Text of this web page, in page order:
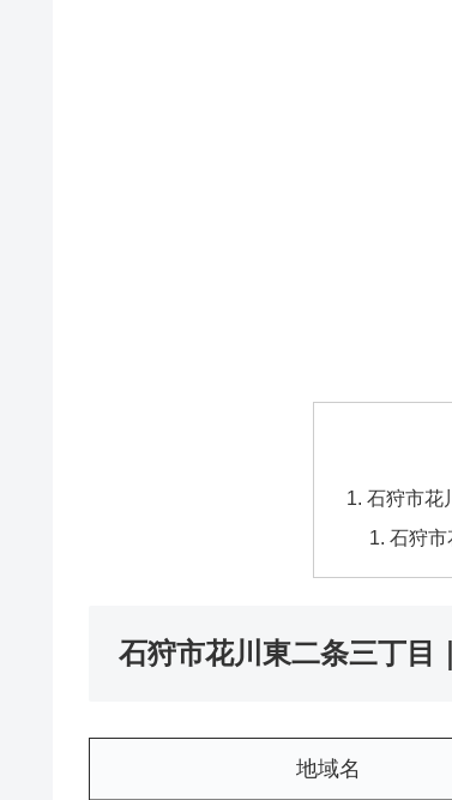
石狩市花
石狩市
石狩市花川東二条三丁目
地域名